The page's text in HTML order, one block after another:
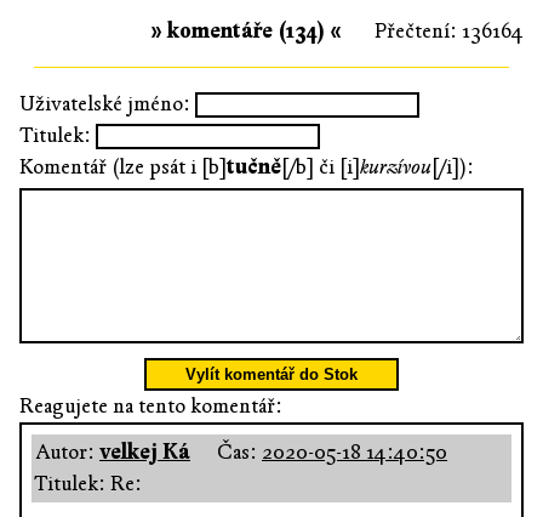
Přečtení: 136164
» komentáře (134) «
Uživatelské jméno:
Titulek:
Komentář (lze psát i [b]tučně[/b] či [i]kurzívou[/i]):
Vylít komentář do Stok
Reagujete na tento komentář:
Autor: velkej Ká Čas: 2020-05-18 14:40:50
Titulek: Re: